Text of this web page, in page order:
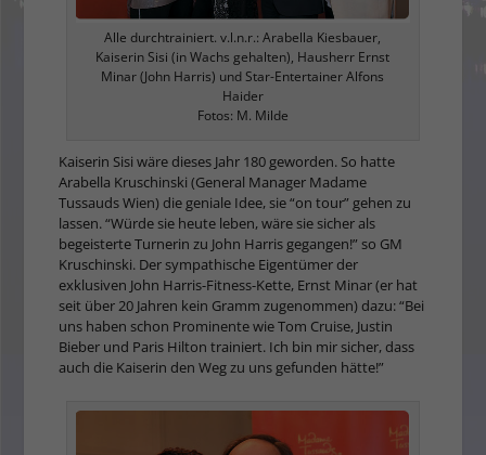
Alle durchtrainiert. v.l.n.r.: Arabella Kiesbauer,
Kaiserin Sisi (in Wachs gehalten), Hausherr Ernst
Minar (John Harris) und Star-Entertainer Alfons
Haider
Fotos: M. Milde
Kaiserin Sisi wäre dieses Jahr 180 geworden. So hatte
Arabella Kruschinski (General Manager Madame
Tussauds Wien) die geniale Idee, sie “on tour” gehen zu
lassen. “Würde sie heute leben, wäre sie sicher als
begeisterte Turnerin zu John Harris gegangen!” so GM
Kruschinski. Der sympathische Eigentümer der
exklusiven John Harris-Fitness-Kette, Ernst Minar (er hat
seit über 20 Jahren kein Gramm zugenommen) dazu: “Bei
uns haben schon Prominente wie Tom Cruise, Justin
Bieber und Paris Hilton trainiert. Ich bin mir sicher, dass
auch die Kaiserin den Weg zu uns gefunden hätte!”